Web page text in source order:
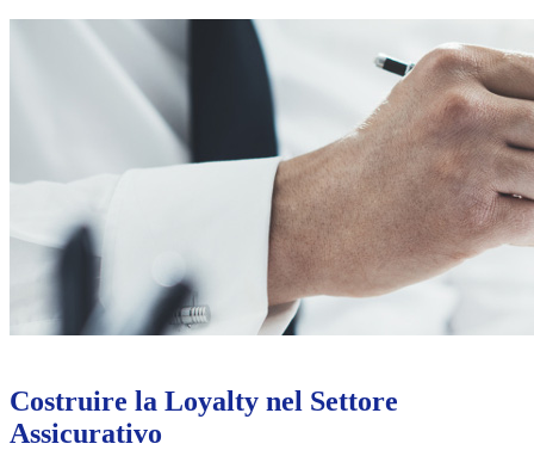
Costruire la Loyalty nel Settore
Assicurativo